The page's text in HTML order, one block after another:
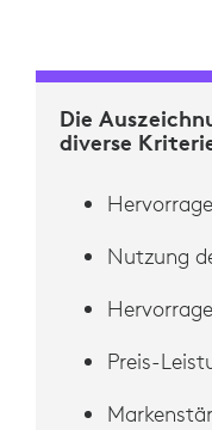
Die
diverse
Nutzung
Preis-